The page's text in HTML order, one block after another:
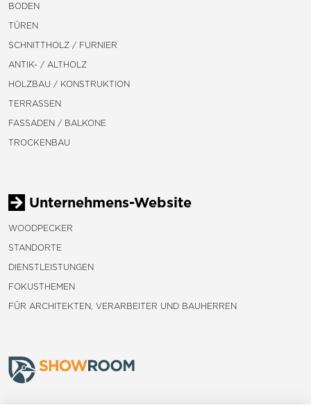
BODEN
TÜREN
SCHNITTHOLZ / FURNIER
ANTIK- / ALTHOLZ
HOLZBAU / KONSTRUKTION
TERRASSEN
FASSADEN / BALKONE
TROCKENBAU
Unternehmens-Website
WOODPECKER
STANDORTE
DIENSTLEISTUNGEN
FOKUSTHEMEN
FÜR ARCHITEKTEN, VERARBEITER UND BAUHERREN